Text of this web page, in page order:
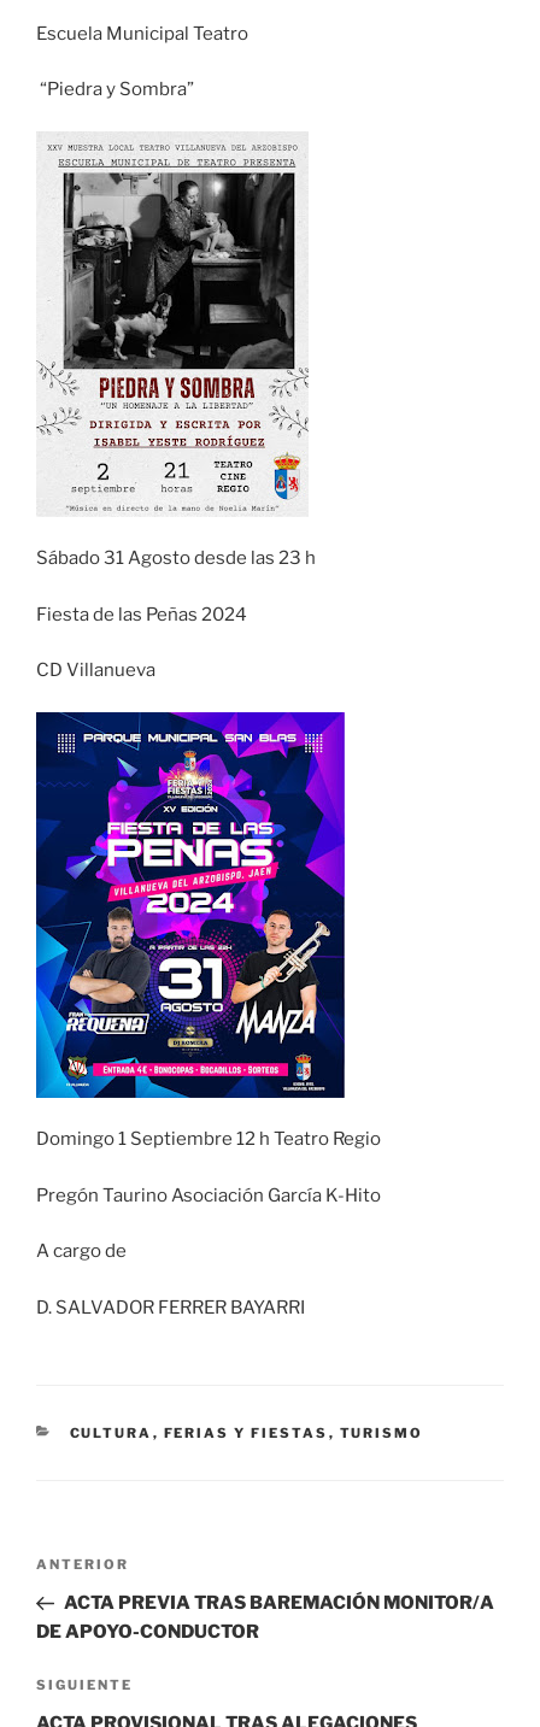
Escuela Municipal Teatro
“Piedra y Sombra”
Sábado 31 Agosto desde las 23 h
Fiesta de las Peñas 2024
CD Villanueva
Domingo 1 Septiembre 12 h Teatro Regio
Pregón Taurino Asociación García K-Hito
A cargo de
D. SALVADOR FERRER BAYARRI
CATEGORÍAS
CULTURA , FERIAS Y FIESTAS , TURISMO
Navegación
entradas
Entrada
anterior:
ANTERIOR
ACTA PREVIA TRAS BAREMACIÓN MONITOR/A
DE APOYO-CONDUCTOR
Siguiente
entrada
SIGUIENTE